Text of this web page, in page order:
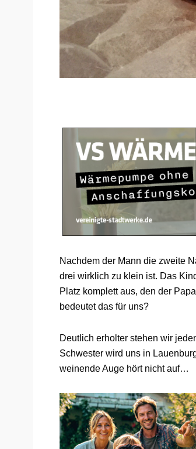
Nachdem der Mann die zweite
drei wirklich zu klein ist. Das
Platz komplett aus, den der
bedeutet das für uns?
Deutlich erholter stehen wir
Schwester wird uns in
weinende Auge hört nicht auf…